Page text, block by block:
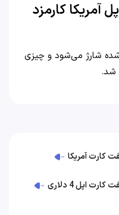
4 دلاری اپل آمریکا کارمزد
شارژ می‌شود و چیزی
شد.
کارت آمریکا
کارت اپل 4 دلاری